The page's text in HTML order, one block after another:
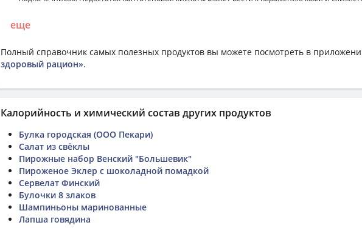
еще
Полный справочник самых полезных продуктов вы можете посмотреть в
здоровый рацион».
Калорийность и химический состав других продуктов
Булка городская (ООО Пекари)
Салат из свёклы
Пирожные набор Венский "Большевик"
Пироженое Эклер с шоколадной помадкой
Сервелат Финский
Булочки 8 злаков
Шампиньоны маринованные
Лапша говядина